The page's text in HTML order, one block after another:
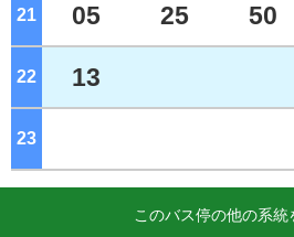
21 05 25 50
22 13
23
このバス停の他の系統